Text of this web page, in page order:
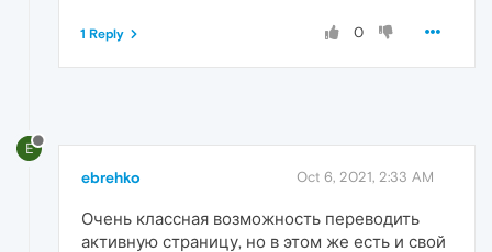
0
1 Reply
E
ebrehko Oct 6, 2021, 2:33 AM
Очень классная возможность переводить
активную страницу, но в этом же есть и свой